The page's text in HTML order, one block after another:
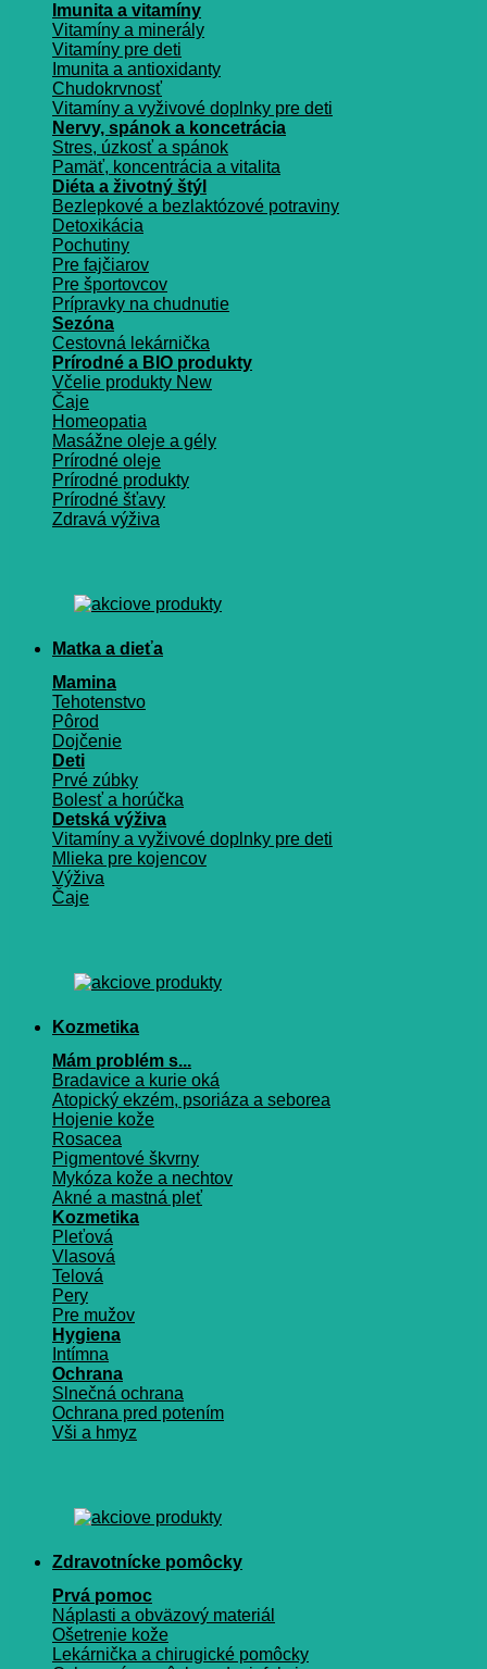
Imunita a vitamíny
Vitamíny a minerály
Vitamíny pre deti
Imunita a antioxidanty
Chudokrvnosť
Vitamíny a vyživové doplnky pre deti
Nervy, spánok a koncetrácia
Stres, úzkosť a spánok
Pamäť, koncentrácia a vitalita
Diéta a životný štýl
Bezlepkové a bezlaktózové potraviny
Detoxikácia
Pochutiny
Pre fajčiarov
Pre športovcov
Prípravky na chudnutie
Sezóna
Cestovná lekárnička
Prírodné a BIO produkty
Včelie produkty
Čaje
Homeopatia
Masážne oleje a gély
Prírodné oleje
Prírodné produkty
Prírodné šťavy
Zdravá výživa
Matka a dieťa
Mamina
Tehotenstvo
Pôrod
Dojčenie
Deti
Prvé zúbky
Bolesť a horúčka
Detská výživa
Vitamíny a vyživové doplnky pre deti
Mlieka pre kojencov
Výživa
Čaje
Kozmetika
Mám problém s...
Bradavice a kurie oká
Atopický ekzém, psoriáza a seborea
Hojenie kože
Rosacea
Pigmentové škvrny
Mykóza kože a nechtov
Akné a mastná pleť
Kozmetika
Pleťová
Vlasová
Telová
Pery
Pre mužov
Hygiena
Intímna
Ochrana
Slnečná ochrana
Ochrana pred potením
Vši a hmyz
Zdravotnícke pomôcky
Prvá pomoc
Náplasti a obväzový materiál
Ošetrenie kože
Lekárnička a chirugické pomôcky